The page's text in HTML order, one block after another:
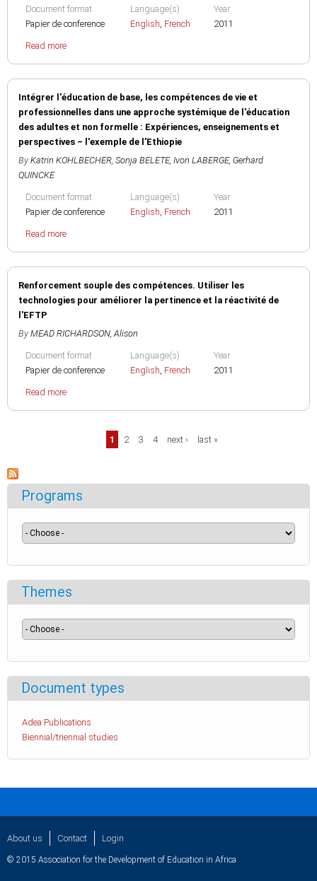
Document format
Papier de conference
Language(s)
English, French
Year
2011
Read more
Intégrer l'éducation de base, les compétences de vie et
professionnelles dans une approche systémique de l'éducation
des adultes et non formelle : Expériences, enseignements et
perspectives – l'exemple de l'Ethiopie
By Katrin KOHLBECHER, Sonja BELETE, Ivon LABERGE, Gerhard
QUINCKE
Document format
Papier de conference
Language(s)
English, French
Year
2011
Read more
Renforcement souple des compétences. Utiliser les
technologies pour améliorer la pertinence et la réactivité de
l'EFTP
By MEAD RICHARDSON, Alison
Document format
Papier de conference
Language(s)
English, French
Year
2011
Read more
1 2 3 4 next › last »
Programs
Themes
Document types
Adea Publications
Biennial/triennial studies
About us Contact Login
© 2015 Association for the Development of Education in Africa